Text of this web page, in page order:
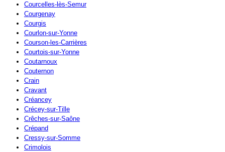
Courcelles-lès-Semur
Courgenay
Courgis
Courlon-sur-Yonne
Courson-les-Carrières
Courtois-sur-Yonne
Coutarnoux
Couternon
Crain
Cravant
Créancey
Crécey-sur-Tille
Crêches-sur-Saône
Crépand
Cressy-sur-Somme
Crimolois